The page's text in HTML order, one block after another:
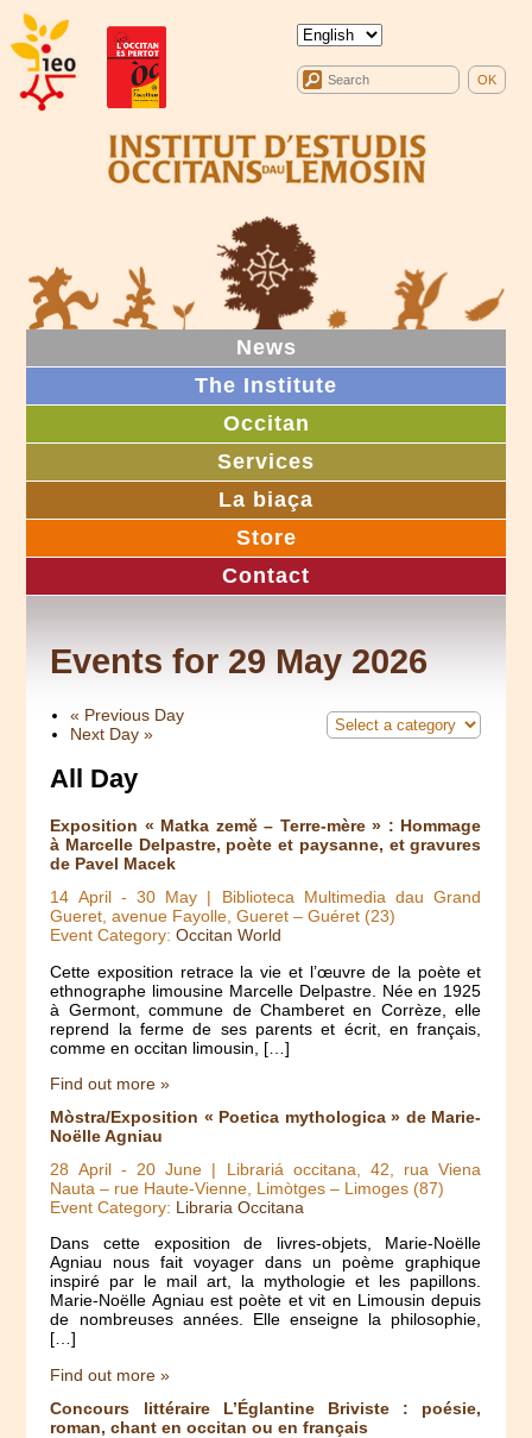
News
The Institute
Occitan
Services
La biaça
Store
Contact
Events for 29 May 2026
« Previous Day
Next Day»
All Day
Exposition « Matka země – Terre-mère » : Hommage
à Marcelle Delpastre, poète et paysanne, et gravures
de Pavel Macek
14 April-30 May | Biblioteca Multimedia dau Grand
Gueret, avenue Fayolle, Gueret – Guéret (23)
Event Category:Occitan World
Cette exposition retrace la vie et l’œuvre de la poète et
ethnographe limousine Marcelle Delpastre. Née en 1925
à Germont, commune de Chamberet en Corrèze, elle
reprend la ferme de ses parents et écrit, en français,
comme en occitan limousin, […]
Find out more »
Mòstra/Exposition « Poetica mythologica » de Marie-
Noëlle Agniau
28 April- 20 June | Librariá occitana, 42, rua Viena
Nauta – rue Haute-Vienne, Limòtges – Limoges (87)
Event Category: Libraria Occitana
Dans cette exposition de livres-objets, Marie-Noëlle
Agniau nous fait voyager dans un poème graphique
inspiré par le mail art, la mythologie et les papillons.
Marie-Noëlle Agniau est poète et vit en Limousin depuis
de nombreuses années. Elle enseigne la philosophie,
[…]
Find out more »
Concours littéraire L’Églantine Briviste : poésie,
roman, chant en occitan ou en français